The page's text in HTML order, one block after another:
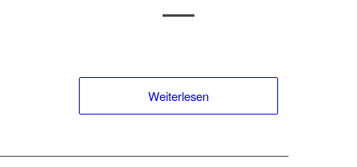
Weiterlesen